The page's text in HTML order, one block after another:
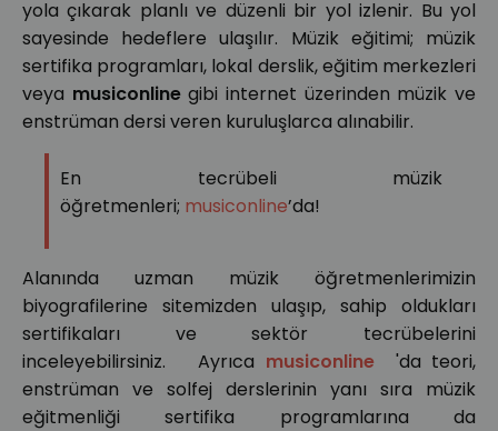
yola çıkarak planlı ve düzenli bir yol izlenir. Bu yol
sayesinde hedeflere ulaşılır. Müzik eğitimi; müzik
sertifika programları, lokal derslik, eğitim merkezleri
veya musiconlinegibi internet üzerinden müzik ve
enstrüman dersi veren kuruluşlarca alınabilir.
En tecrübeli müzik
öğretmenleri; musiconline’da!
Alanında uzman müzik öğretmenlerimizin
biyografilerine sitemizden ulaşıp, sahip oldukları
sertifikaları ve sektör tecrübelerini
inceleyebilirsiniz. Ayrıca musiconline
'da teori,
enstrüman ve solfej derslerinin yanı sıra müzik
eğitmenliği sertifika programlarına da